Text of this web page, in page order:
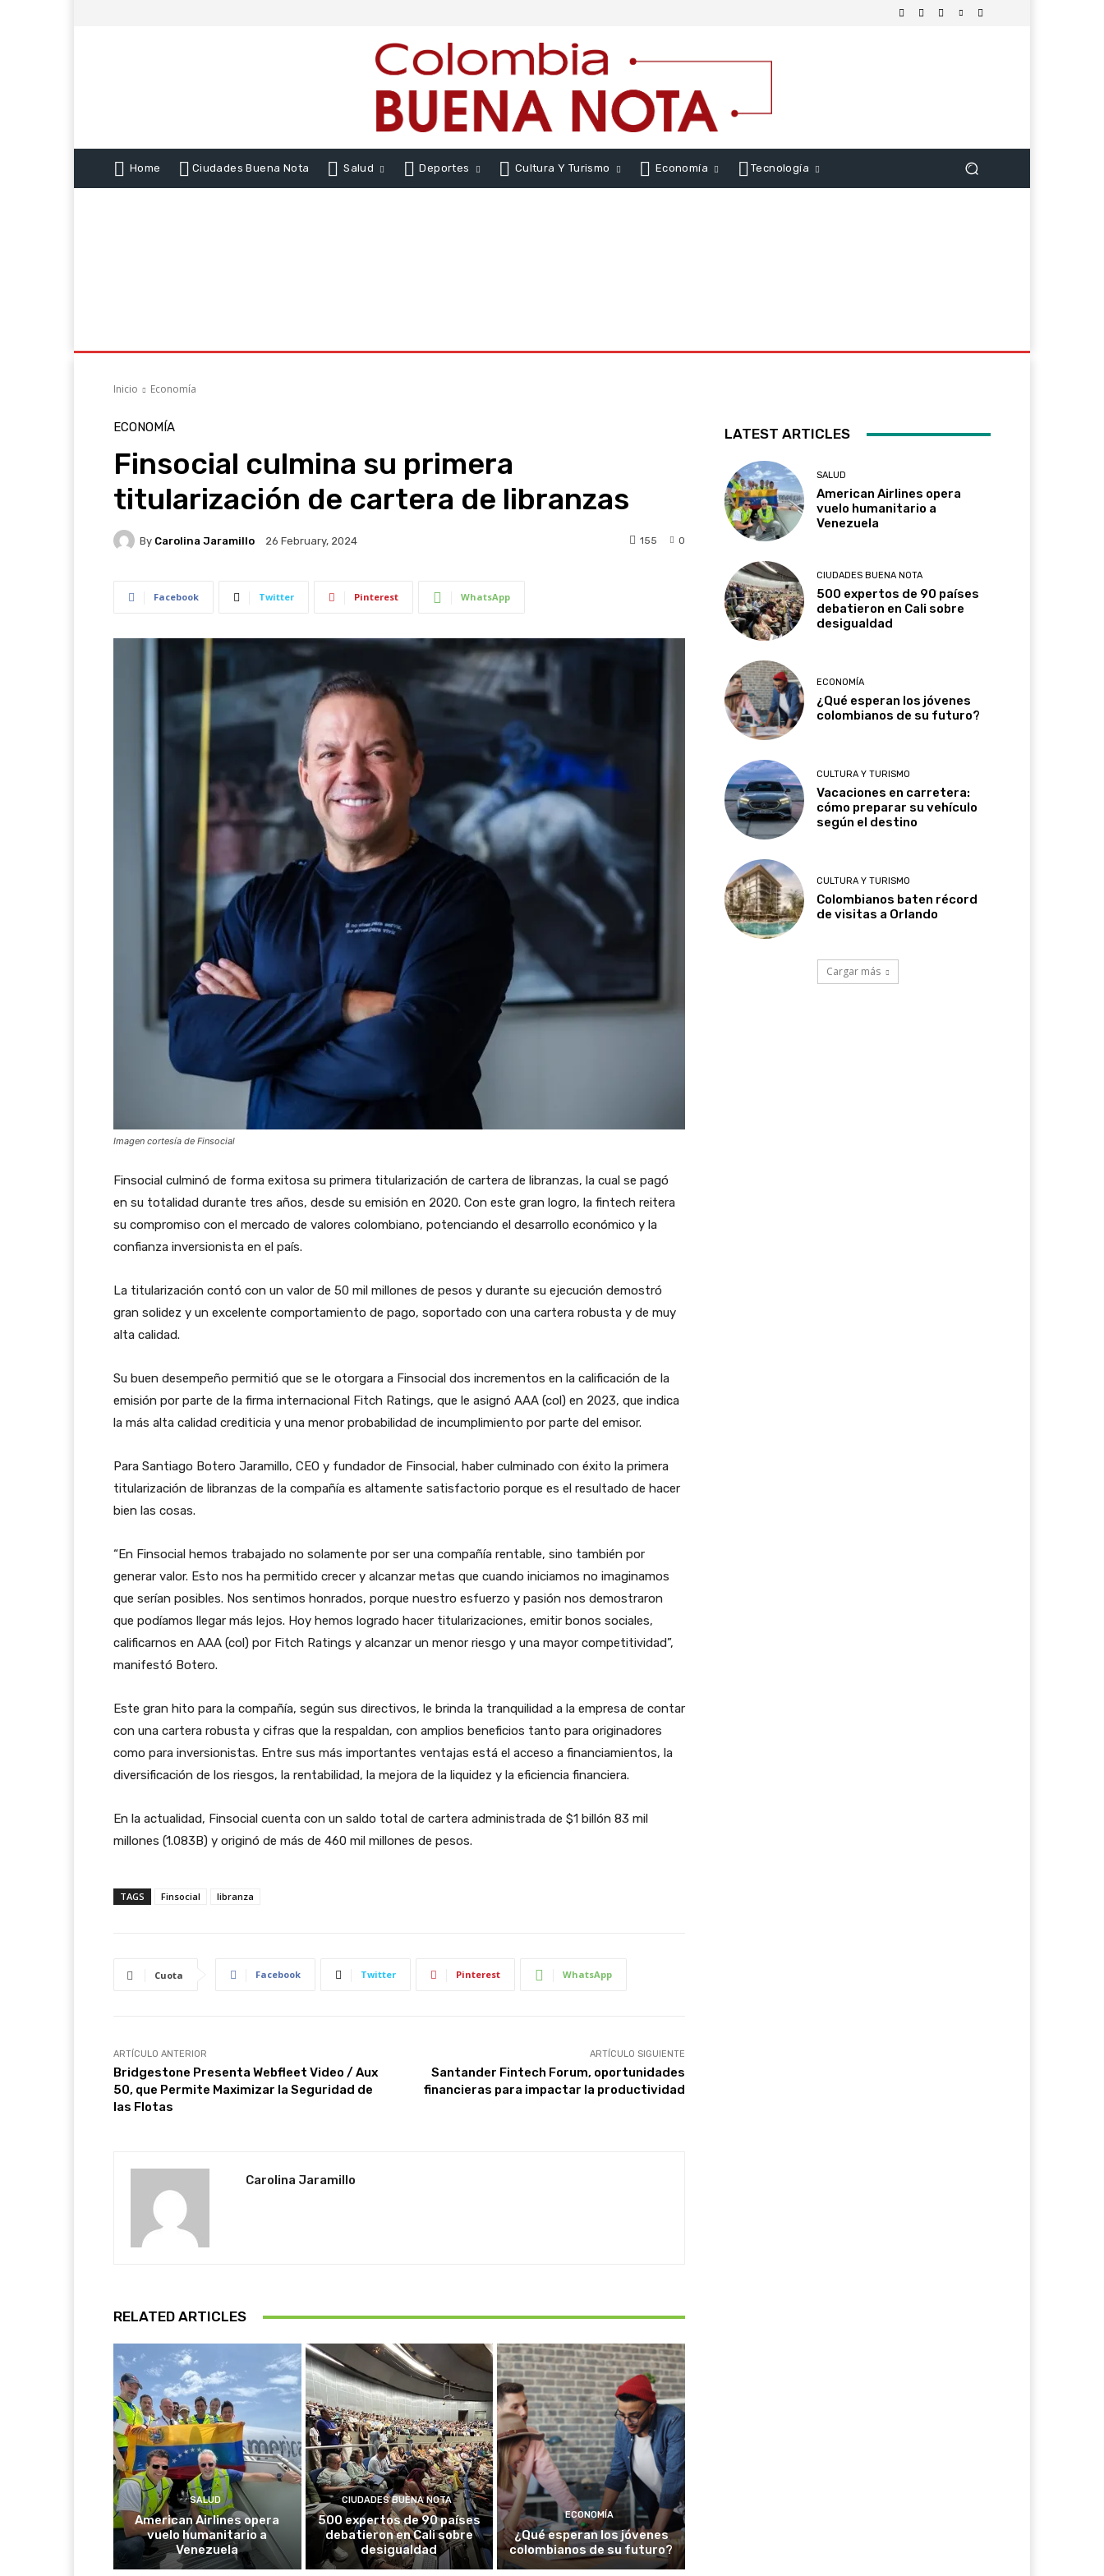
Home Ciudades Buena Nota Salud Deportes Cultura Y Turismo Economía Tecnología
Inicio Economía
ECONOMÍA
Finsocial culmina su primera
titularización de cartera de libranzas
By Carolina Jaramillo 26 February, 2024 0
155
Facebook Twitter Pinterest WhatsApp
Imagen cortesía de Finsocial
Finsocial culminó de forma exitosa su primera titularización de cartera de libranzas, la cual se pagó
en su totalidad durante tres años, desde su emisión en 2020. Con este gran logro, la fintech reitera
su compromiso con el mercado de valores colombiano, potenciando el desarrollo económico y la
confianza inversionista en el país.
La titularización contó con un valor de 50 mil millones de pesos y durante su ejecución demostró
gran solidez y un excelente comportamiento de pago, soportado con una cartera robusta y de muy
alta calidad.
Su buen desempeño permitió que se le otorgara a Finsocial dos incrementos en la calificación de la
emisión por parte de la firma internacional Fitch Ratings, que le asignó AAA (col) en 2023, que indica
la más alta calidad crediticia y una menor probabilidad de incumplimiento por parte del emisor.
Para Santiago Botero Jaramillo, CEO y fundador de Finsocial, haber culminado con éxito la primera
titularización de libranzas de la compañía es altamente satisfactorio porque es el resultado de hacer
bien las cosas.
“En Finsocial hemos trabajado no solamente por ser una compañía rentable, sino también por
generar valor. Esto nos ha permitido crecer y alcanzar metas que cuando iniciamos no imaginamos
que serían posibles. Nos sentimos honrados, porque nuestro esfuerzo y pasión nos demostraron
que podíamos llegar más lejos. Hoy hemos logrado hacer titularizaciones, emitir bonos sociales,
calificarnos en AAA (col) por Fitch Ratings y alcanzar un menor riesgo y una mayor competitividad”,
manifestó Botero.
Este gran hito para la compañía, según sus directivos, le brinda la tranquilidad a la empresa de contar
con una cartera robusta y cifras que la respaldan, con amplios beneficios tanto para originadores
como para inversionistas. Entre sus más importantes ventajas está el acceso a financiamientos, la
diversificación de los riesgos, la rentabilidad, la mejora de la liquidez y la eficiencia financiera.
En la actualidad, Finsocial cuenta con un saldo total de cartera administrada de $1 billón 83 mil
millones (1.083B) y originó de más de 460 mil millones de pesos.
TAGS Finsocial libranza
Cuota Facebook Twitter Pinterest WhatsApp
ARTÍCULO ANTERIOR
Bridgestone Presenta Webfleet Video / Aux
50, que Permite Maximizar la Seguridad de
las Flotas
ARTÍCULO SIGUIENTE
Santander Fintech Forum, oportunidades
financieras para impactar la productividad
Carolina Jaramillo
RELATED ARTICLES
SALUD
American Airlines opera
vuelo humanitario a
Venezuela
CIUDADES BUENA NOTA
500 expertos de 90 países
debatieron en Cali sobre
desigualdad
ECONOMÍA
¿Qué esperan los jóvenes
colombianos de su futuro?
LATEST ARTICLES
SALUD
American Airlines opera
vuelo humanitario a
Venezuela
CIUDADES BUENA NOTA
500 expertos de 90 países
debatieron en Cali sobre
desigualdad
ECONOMÍA
¿Qué esperan los jóvenes
colombianos de su futuro?
CULTURA Y TURISMO
Vacaciones en carretera:
cómo preparar su vehículo
según el destino
CULTURA Y TURISMO
Colombianos baten récord
de visitas a Orlando
Cargar más